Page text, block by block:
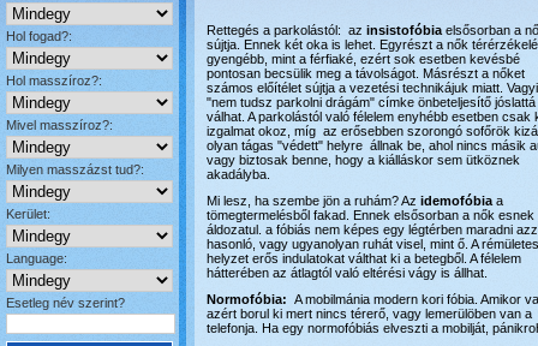
Hol fogad?:
Hol masszíroz?:
Mivel masszíroz?:
Milyen masszázst tud?:
Kerület:
Language:
Esetleg név szerint?
Rettegés a parkolástól: az insistofóbia elsősorban a
sújtja. Ennek két oka is lehet. Egyrészt a nők
gyengébb, mint a férfiaké, ezért sok esetben kevésbé
pontosan becsülik meg a távolságot. Másrészt a nőket
számos előítélet sújtja a vezetési technikájuk miatt.
"nem tudsz parkolni drágám" címke önbeteljesítő jóslattá
válhat. A parkolástól való félelem enyhébb esetben csak
izgalmat okoz, míg az erősebben szorongó sofőrök
olyan tágas "védett" helyre állnak be, ahol nincs másik
vagy biztosak benne, hogy a kiálláskor sem ütköznek
akadályba.
Mi lesz, ha szembe jön a ruhám? Az idemofóbia a
tömegtermelésből fakad. Ennek elsősorban a nők esnek
áldozatul. a fóbiás nem képes egy légtérben maradni
hasonló, vagy ugyanolyan ruhát visel, mint ő. A rémületes
helyzet erős indulatokat válthat ki a betegből. A félelem
hátterében az átlagtól való eltérési vágy is állhat.
Normofóbia: A mobilmánia modern kori fóbia. Amikor
azért borul ki mert nincs térerő, vagy lemerülöben van a
telefonja. Ha egy normofóbiás elveszti a mobilját,